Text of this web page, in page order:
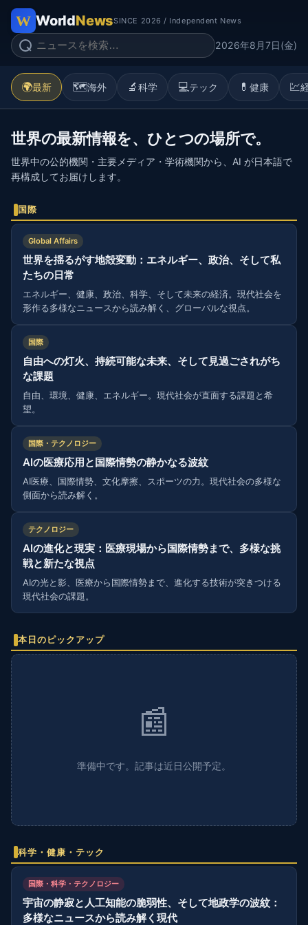
WorldNewsSINCE 2026 / Independent News
2026年8月7日(金)
🌍最新 🗺️海外 🔬 科学 💻テック 💊 健康 💹
世界の最新情報を、ひとつの場所で。
世界中の公的機関・主要メディア・学術機関から、AI が日本語で
再構成してお届けします。
国際
Global Affairs
世界を揺るがす地殻変動：エネルギー、政治、そして私
たちの日常
エネルギー、健康、政治、科学、そして未来の経済。現代社会を
形作る多様なニュースから読み解く、グローバルな視点。
国際
自由への灯火、持続可能な未来、そして見過ごされがち
な課題
自由、環境、健康、エネルギー。現代社会が直面する課題と希
望。
国際・テクノロジー
AIの医療応用と国際情勢の静かなる波紋
AI医療、国際情勢、文化摩擦、スポーツの力。現代社会の多様な
側面から読み解く。
テクノロジー
AIの進化と現実：医療現場から国際情勢まで、多様な挑
戦と新たな視点
AIの光と影、医療から国際情勢まで、進化する技術が突きつける
現代社会の課題。
本日のピックアップ
📰
準備中です。記事は近日公開予定。
科学・健康・テック
国際・科学・テクノロジー
宇宙の静寂と人工知能の脆弱性、そして地政学の波紋：
多様なニュースから読み解く現代